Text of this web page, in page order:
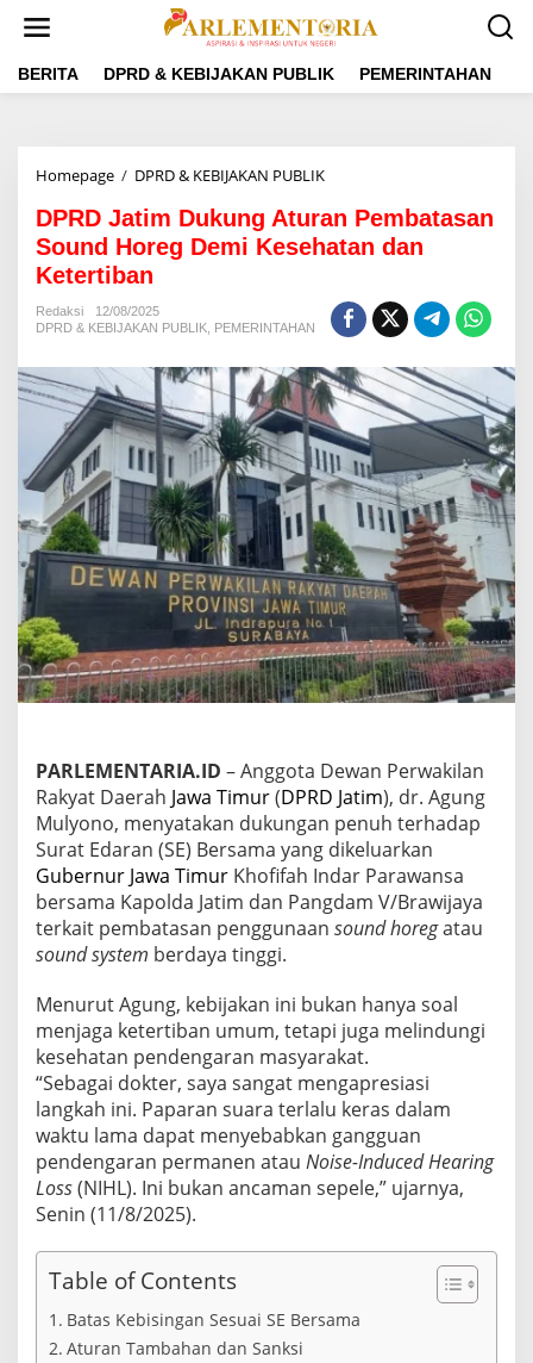
t
BERITA DPRD & KEBIJAKAN PUBLIK PEMERINTAHAN
Homepage / DPRD & KEBIJAKAN PUBLIK
R
D
J
D
u
k
u
n
g
A
t
u
r
a
n
P
e
m
b
s
a
n
o
u
n
d
e
g
D
e
m
i
K
e
s
a
n
d
DPRD Jatim Dukung Aturan Pembatasan
Sound Horeg Demi Kesehatan dan
Ketertiban
Redaksi
12/08/2025
DPRD & KEBIJAKAN PUBLIK PEMERINTAHAN
PARLEMENTARIA.ID – Anggota Dewan Perwakilan
Rakyat Daerah Jawa Timur(DPRD Jatim), dr. Agung
Mulyono, menyatakan dukungan penuh terhadap
Surat Edaran (SE) Bersama yang dikeluarkan
Gubernur Jawa Timur Khofifah Indar Parawansa
bersama Kapolda Jatim dan Pangdam V/Brawijaya
terkait pembatasan penggunaan sound horegatau
sound system berdaya tinggi.
Menurut Agung, kebijakan ini bukan hanya soal
menjaga ketertiban umum, tetapi juga melindungi
kesehatan pendengaran masyarakat.
“Sebagai dokter, saya sangat mengapresiasi
langkah ini. Paparan suara terlalu keras dalam
waktu lama dapat menyebabkan gangguan
pendengaran permanen atau Noise-Induced Hearing
Loss(NIHL). Ini bukan ancaman sepele,” ujarnya,
Senin (11/8/2025).
Table of Contents
Batas Kebisingan Sesuai SE Bersama
Aturan Tambahan dan Sanksi